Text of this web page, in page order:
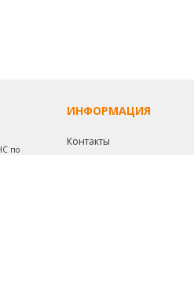
по
ИНФОРМАЦИЯ
Контакты